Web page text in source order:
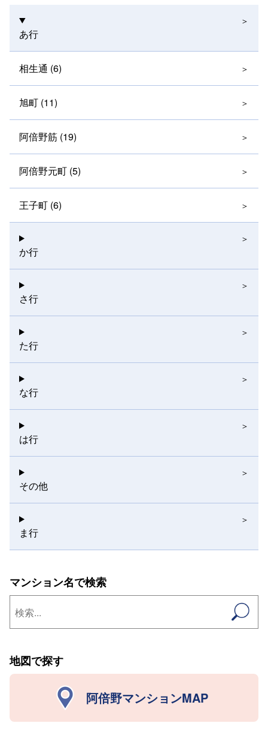
あ行
相生通 (6)
旭町 (11)
阿倍野筋 (19)
阿倍野元町 (5)
王子町 (6)
か行
さ行
た行
な行
は行
その他
ま行
マンション名で検索
地図で探す
阿倍野マンションMAP